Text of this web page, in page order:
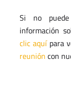
Si no
información
clic aquípara
reunión con